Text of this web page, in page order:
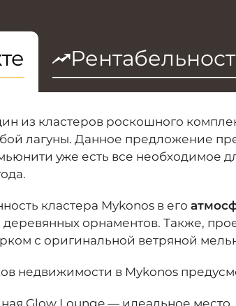
из кластеров роскошного
лагуны. Данное предложение
уже есть все необходимое
кластера Mykonos в его
деревянных орнаментов. Также,
с оригинальной ветряной
недвижимости в Mykonos